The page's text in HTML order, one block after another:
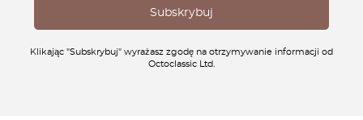
Klikając "Subskrybuj" wyrażasz zgodę na otrzymywanie informacji od
Octoclassic Ltd.